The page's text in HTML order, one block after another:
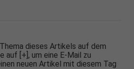
dieses Artikels auf dem
auf [+], um eine E-Mail zu
neuen Artikel mit diesem Tag